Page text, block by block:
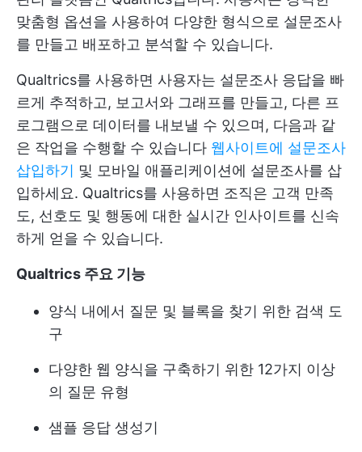
맞춤형 옵션을 사용하여 다양한 형식으로 설문조사
를 만들고 배포하고 분석할 수 있습니다.
Qualtrics를 사용하면 사용자는 설문조사 응답을 빠
르게 추적하고, 보고서와 그래프를 만들고, 다른 프
로그램으로 데이터를 내보낼 수 있으며, 다음과 같
은 작업을 수행할 수 있습니다 웹사이트에 설문조사
삽입하기 및 모바일 애플리케이션에 설문조사를 삽
입하세요. Qualtrics를 사용하면 조직은 고객 만족
도, 선호도 및 행동에 대한 실시간 인사이트를 신속
하게 얻을 수 있습니다.
Qualtrics 주요 기능
양식 내에서 질문 및 블록을 찾기 위한 검색 도
구
다양한 웹 양식을 구축하기 위한 12가지 이상
의 질문 유형
샘플 응답 생성기